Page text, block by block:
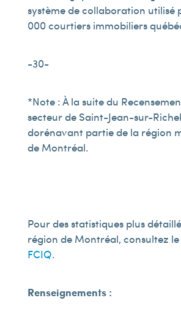
système de collaboration utilisé
000 courtiers immobiliers
-30-
*Note : À la suite du
secteur de Saint-Jean-sur-
dorénavant partie de la région
de Montréal.
Pour des statistiques plus
région de Montréal, consultez le
FCIQ.
Renseignements :